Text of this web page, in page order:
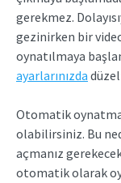
gerekmez.
gezinirken bir
oynatılmaya
ayarlarınızda
Otomatik
olabilirsiniz. Bu
açmanız
otomatik olarak